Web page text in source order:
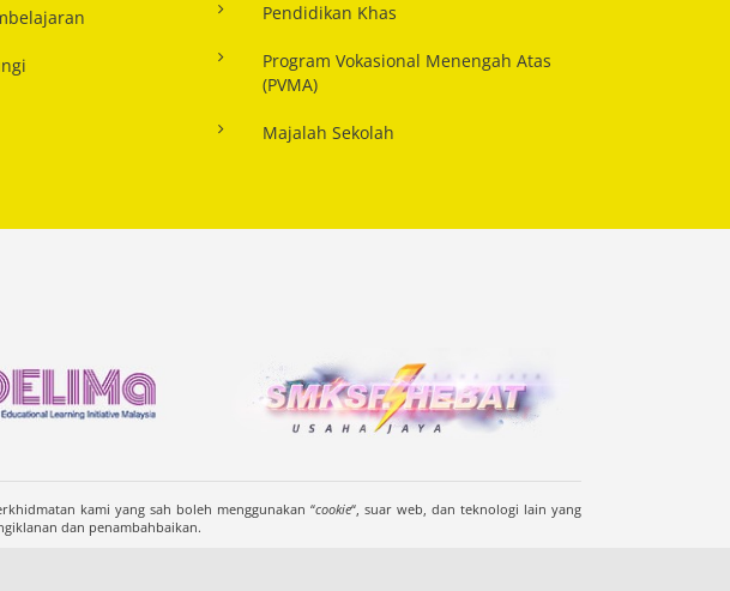
Pendidikan Khas
Program Vokasional Menengah Atas
(PVMA)
Majalah Sekolah
kami yang sah boleh menggunakan “cookie“, suar web, dan teknologi lain yang
dan penambahbaikan.